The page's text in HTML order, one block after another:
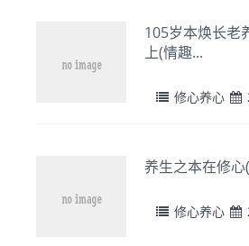
105岁本焕长
上(情趣...
修心养心
养生之本在修
修心养心